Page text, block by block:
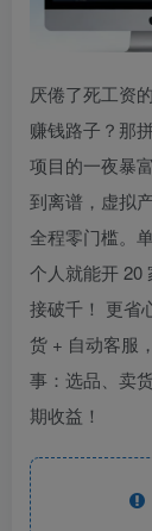
厌倦了死工资
赚钱路子？那
项目的一夜暴
到离谱，虚拟
全程零门槛。
个人就能开 20
接破千！ 更省
货 + 自动客服
事：选品、卖
期收益！